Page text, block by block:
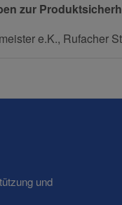
zur
e.K., Rufacher
und